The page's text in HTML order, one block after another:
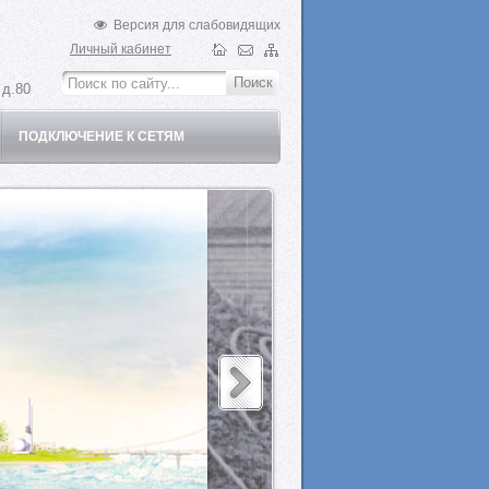
Версия для слабовидящих
Личный кабинет
ПОДКЛЮЧЕНИЕ К СЕТЯМ